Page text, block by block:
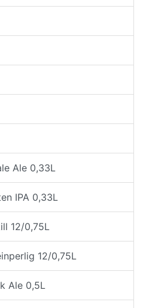
Ale 0,33L
IPA 0,33L
12/0,75L
12/0,75L
Ale 0,5L